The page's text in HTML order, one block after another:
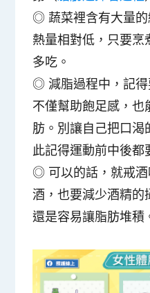
◎ 蔬菜裡含有大量
熱量相對低，只要烹
多吃。
◎減脂過程中，記
不僅幫助飽足感，也
肪。別讓自己把口渴
此記得運動前中後都
◎ 可以的話，就戒
酒，也要減少酒精
還是容易讓脂肪堆積